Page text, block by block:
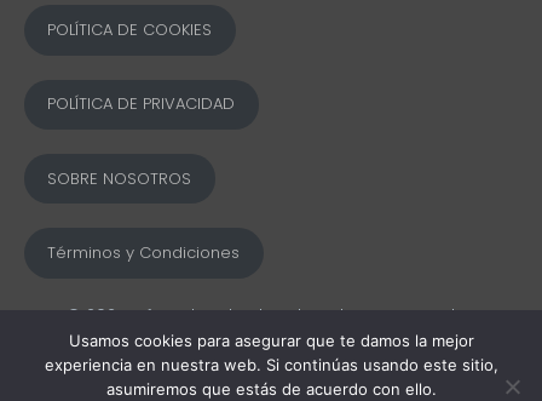
POLÍTICA DE COOKIES
POLÍTICA DE PRIVACIDAD
SOBRE NOSOTROS
Términos y Condiciones
© 2025 Ofword Todos los derechos reservados
Usamos cookies para asegurar que te damos la mejor
experiencia en nuestra web. Si continúas usando este sitio,
asumiremos que estás de acuerdo con ello.